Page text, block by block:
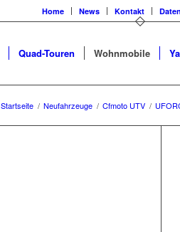
Home News Kontakt
Quad-Touren Wohnmobile
Startseite / Neufahrzeuge / Cfmoto UTV /